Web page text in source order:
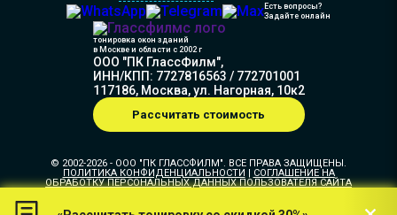
Есть вопросы?
Задайте онлайн
тонировка окон зданий
в Москве и области c 2002 г
ООО "ПК ГлассФилм",
ИНН/КПП: 7727816563 / 772701001
117186, Москва, ул. Нагорная, 10к2
Рассчитать стоимость
© 2002-2026 - ООО "ПК ГЛАССФИЛМ". ВСЕ ПРАВА ЗАЩИЩЕНЫ.
ПОЛИТИКА КОНФИДЕНЦИАЛЬНОСТИ | СОГЛАШЕНИЕ НА
ОБРАБОТКУ ПЕРСОНАЛЬНЫХ ДАННЫХ ПОЛЬЗОВАТЕЛЯ САЙТА